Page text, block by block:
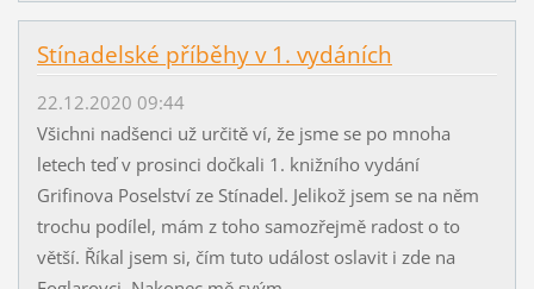
Stínadelské příběhy v 1. vydáních
22.12.2020 09:44
Všichni nadšenci už určitě ví, že jsme se po mnoha
letech teď v prosinci dočkali 1. knižního vydání
Grifinova Poselství ze Stínadel. Jelikož jsem se na něm
trochu podílel, mám z toho samozřejmě radost o to
větší. Říkal jsem si, čím tuto událost oslavit i zde na